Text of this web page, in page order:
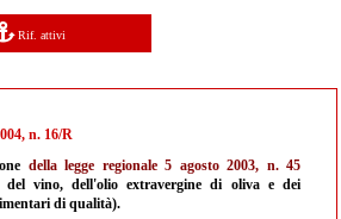
Rif. attivi
n. 16/R
della legge regionale 5 agosto 2003, n. 45
del vino, dell'olio extravergine di oliva e dei
di qualità).